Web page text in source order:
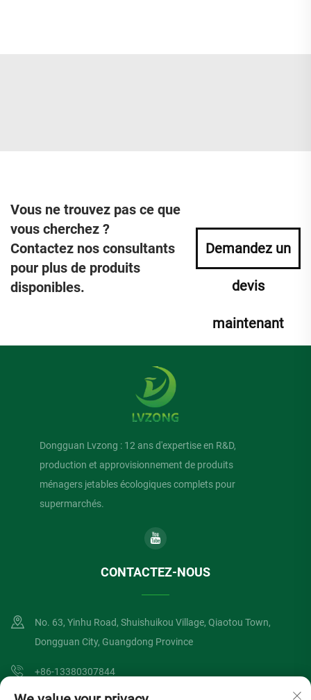
Vous ne trouvez pas ce que
vous cherchez ?
Contactez nos consultants
pour plus de produits
disponibles.
Demandez un
devis
maintenant
Dongguan Lvzong : 12 ans d'expertise en R&D,
production et approvisionnement de produits
ménagers jetables écologiques complets pour
supermarchés.
CONTACTEZ-NOUS
No. 63, Yinhu Road, Shuishuikou Village, Qiaotou Town,
Dongguan City, Guangdong Province
+86-13380307844